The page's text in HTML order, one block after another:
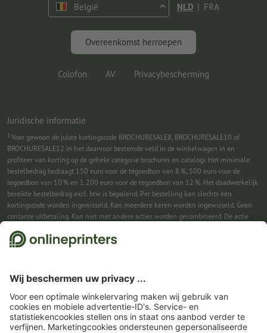
Premium programma
Gratis lettertypes en fonts
Marketing en Insights
België NLD | FRA
Overeenkomst herroepen
Colofon AV Privacybescherming
Juridische informatie
1 Voer gewoon de juiste kortingscode BROCHURESALE8, BROCHURESALE10 of
BROCHURESALE12 in het daarvoor bestemde veld in de winkelwagen in en
profiteer van korting op de gehele categorie brochures en catalogi. Het minimale
bestelbedrag bedraagt 150 euro voor de tegoedbon van 8 %, 500 euro voor de
tegoedbon van 10 % en 1.200 euro voor de tegoedbon van 12 %. Het daadwerkelijk
bereikte bestelbedrag excl. btw is bepalend. Per bestelling kan slechts één
kortingscode worden ingewisseld. Kan meerdere keren worden ingewisseld. Geen
contante uitbetaling. Kan niet met andere acties worden gecombineerd. De actie
2Gewoon de kortingscode CALENDARS10-26 in het daarvoor bestemde veld in de
uitbetaling. Kan niet met andere acties worden gecombineerd. De actie geldt tot en
met 31-08-2026.
3Gewoon de kortingscode CALENDARS10-26 in het daarvoor bestemde veld in de
winkelwagen invullen en profiteren bij geselecteerde producten. Geen